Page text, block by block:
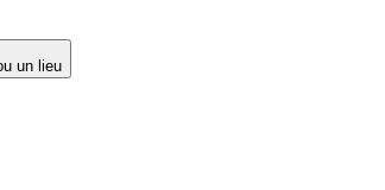
un lieu